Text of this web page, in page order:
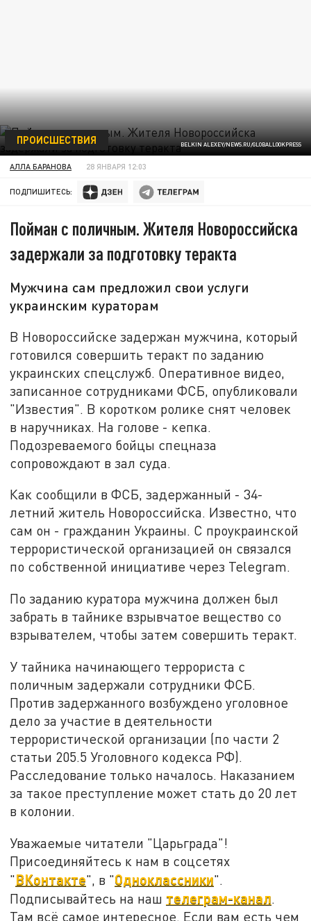
BELKIN ALEXEY/NEWS.RU/GLOBALLOOKPRESS
ПРОИСШЕСТВИЯ
АЛЛА БАРАНОВА 28 ЯНВАРЯ 12:03
ПОДПИШИТЕСЬ:
Пойман с поличным. Жителя Новороссийска
задержали за подготовку теракта
Мужчина сам предложил свои услуги
украинским кураторам
В Новороссийске задержан мужчина, который
готовился совершить теракт по заданию
украинских спецслужб. Оперативное видео,
записанное сотрудниками ФСБ, опубликовали
"Известия". В коротком ролике снят человек
в наручниках. На голове - кепка.
Подозреваемого бойцы спецназа
сопровождают в зал суда.
Как сообщили в ФСБ, задержанный - 34-
летний житель Новороссийска. Известно, что
сам он - гражданин Украины. С проукраинской
террористической организацией он связался
по собственной инициативе через Telegram.
По заданию куратора мужчина должен был
забрать в тайнике взрывчатое вещество со
взрывателем, чтобы затем совершить теракт.
У тайника начинающего террориста с
поличным задержали сотрудники ФСБ.
Против задержанного возбуждено уголовное
дело за участие в деятельности
террористической организации (по части 2
статьи 205.5 Уголовного кодекса РФ).
Расследование только началось. Наказанием
за такое преступление может стать до 20 лет
в колонии.
Уважаемые читатели "Царьграда"!
Присоединяйтесь к нам в соцсетях
"ВКонтакте", в "Одноклассники".
Подписывайтесь на наш телеграм-канал
Там всё самое интересное. Если вам есть чем